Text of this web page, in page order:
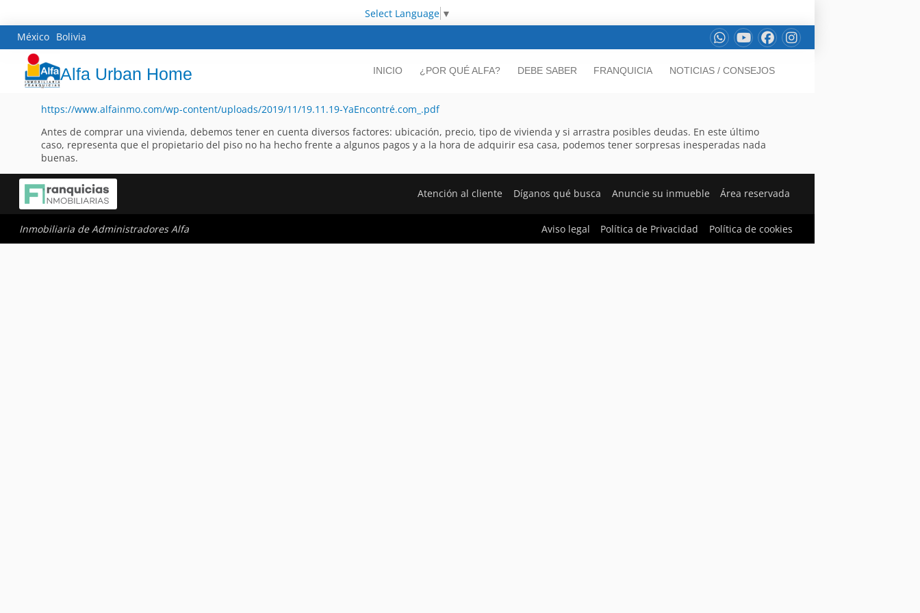
Select Language ▼
México Bolivia
Alfa Urban Home INICIO ¿POR QUÉ ALFA? DEBE SABER FRANQUICIA NOTICIAS / CONSEJOS
https://www.alfainmo.com/wp-content/uploads/2019/11/19.11.19-YaEncontré.com_.pdf
Antes de comprar una vivienda, debemos tener en cuenta diversos factores: ubicación, precio, tipo de vivienda y si arrastra posibles deudas. En este último
caso, representa que el propietario del piso no ha hecho frente a algunos pagos y a la hora de adquirir esa casa, podemos tener sorpresas inesperadas nada
buenas.
Atención al cliente Díganos qué busca Anuncie su inmueble Área reservada
Inmobiliaria de Administradores Alfa Aviso legal Política de Privacidad Política de cookies